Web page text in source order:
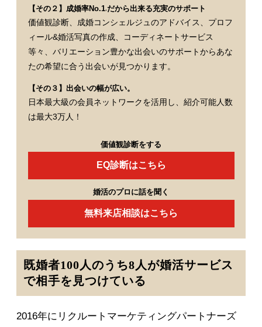
【その２】成婚率No.1※だから出来る充実のサポート
価値観診断、成婚コンシェルジュのアドバイス、プロフ
ィール&婚活写真の作成、コーディネートサービス
等々、バリエーション豊かな出会いのサポートからあな
たの希望に合う出会いが見つかります。
【その３】出会いの幅が広い。
日本最大級の会員ネットワークを活用し、紹介可能人数
は最大3万人！
価値観診断をする
EQ診断はこちら
婚活のプロに話を聞く
無料来店相談はこちら
既婚者100人のうち8人が婚活サービス
で相手を見つけている
2016年にリクルートマーケティングパートナーズ